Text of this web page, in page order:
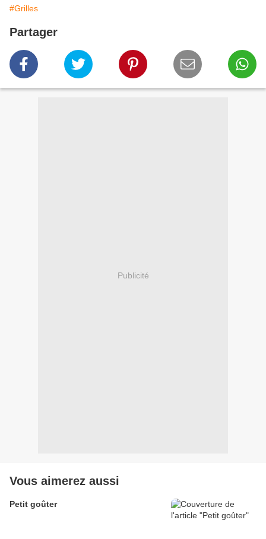
#Grilles
Partager
Publicité
Vous aimerez aussi
Petit goûter